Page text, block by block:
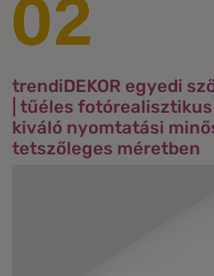
trendiDEKOR egyedi
| tűéles
kiváló nyomtatási
tetszőleges méretben